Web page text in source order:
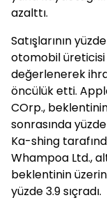
azalttı.
Satışlarının
otomobil üreticisi
değerlenerek
öncülük etti.
COrp.,
sonrasında
Ka-shing
Whampoa Ltd.,
beklentinin
yüzde 3.9 sıçradı.